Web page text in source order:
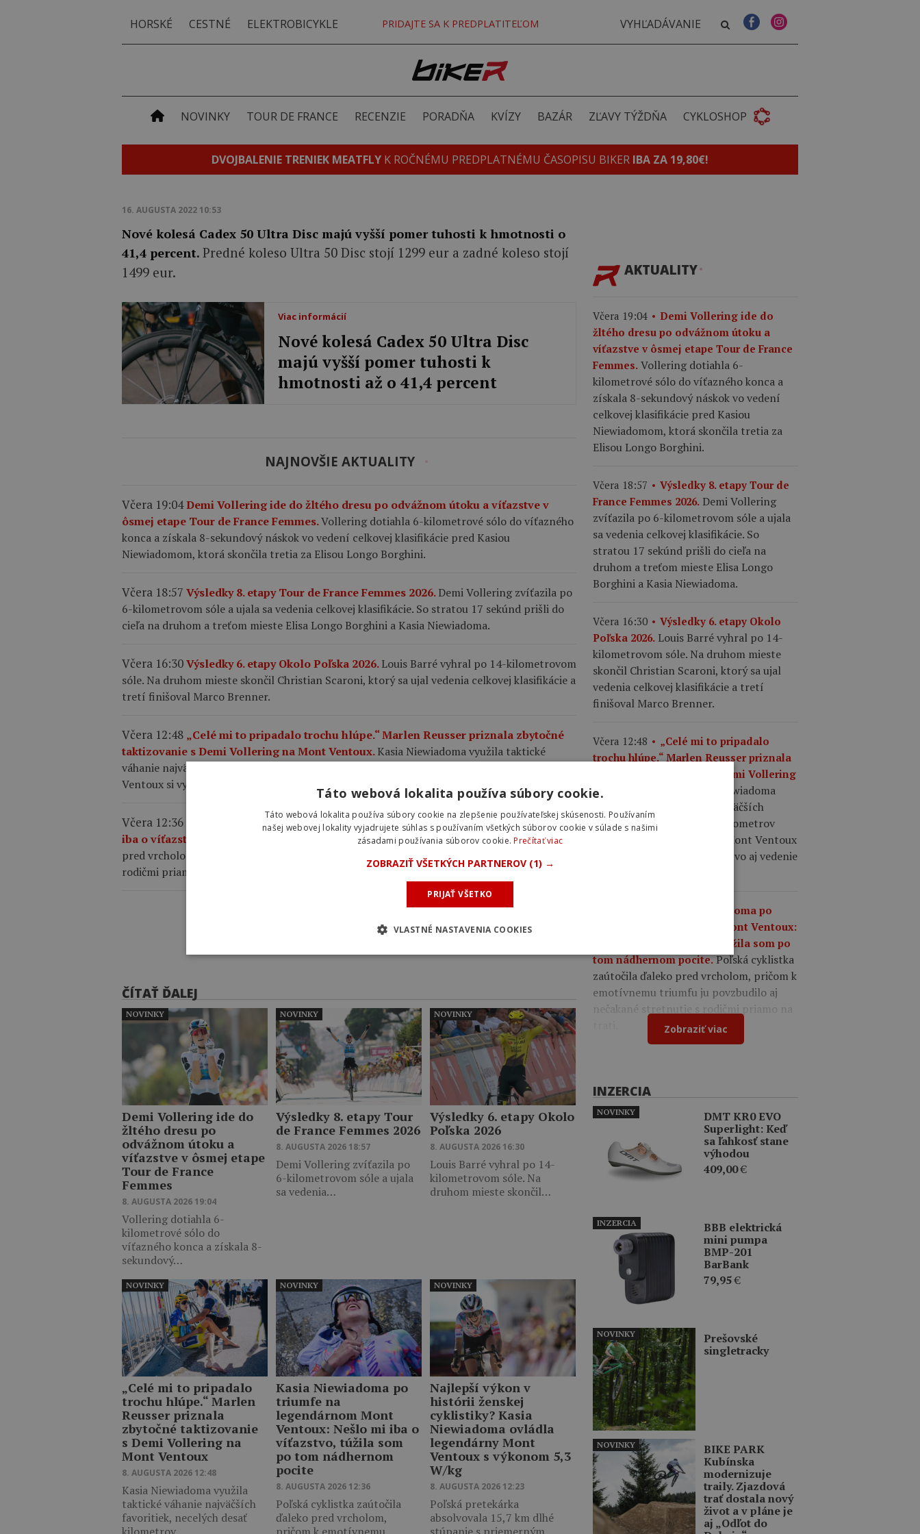
HORSKÉ CESTNÉ ELEKTROBICYKLE PRIDAJTE SA K PREDPLATITEĽOM
NOVINKY TOUR DE FRANCE RECENZIE PORADŇA KVÍZY BAZÁR ZĽAVY TÝŽDŇA CYKLOSHOP
DVOJBALENIE TRENIEK MEATFLY K ROČNÉMU PREDPLATNÉMU ČASOPISU BIKER IBA ZA 19,80€!
16. AUGUSTA 2022 10:53
Nové kolesá Cadex 50 Ultra Disc majú vyšší pomer tuhosti k hmotnosti o
41,4 percent. Predné koleso Ultra 50 Disc stojí 1299 eur a zadné koleso stojí
1499 eur.
Viac informácií
Nové kolesá Cadex 50 Ultra Disc
majú vyšší pomer tuhosti k
hmotnosti až o 41,4 percent
NAJNOVŠIE AKTUALITY
Včera 19:04Demi Vollering ide do žltého dresu po odvážnom útoku a víťazstve v
ôsmej etape Tour de France Femmes.Vollering dotiahla 6-kilometrové sólo do víťazného
konca a získala 8-sekundový náskok vo vedení celkovej klasifikácie pred Kasiou
Niewiadomom, ktorá skončila tretia za Elisou Longo Borghini.
Včera 18:57 Výsledky 8. etapy Tour de France Femmes 2026.Demi Vollering zvíťazila po
6-kilometrovom sóle a ujala sa vedenia celkovej klasifikácie. So stratou 17 sekúnd prišli do
cieľa na druhom a treťom mieste Elisa Longo Borghini a Kasia Niewiadoma.
Včera 16:30Výsledky 6. etapy Okolo Poľska 2026.Louis Barré vyhral po 14-kilometrovom
sóle. Na druhom mieste skončil Christian Scaroni, ktorý sa ujal vedenia celkovej klasifikácie a
tretí finišoval Marco Brenner.
Včera 12:48 „Celé mi to pripadalo trochu hlúpe.“ Marlen Reusser priznala zbytočné
taktizovanie s Demi Vollering na Mont Ventoux.Kasia Niewiadoma využila taktické
váhanie najväčších favoritiek, necelých desať kilometrov pred cieľom zaútočila a na Mont
Ventoux si vybojovala etapové víťazstvo aj vedenie v celkovom poradí.
Včera 12:36
Kasia Niewiadoma po triumfe na legendárnom Mont Ventoux: Nešlo mi
iba o víťazstvo, túžila som po tom nádhernom pocite.Poľská cyklistka zaútočila ďaleko
pred vrcholom, pričom k emotívnemu triumfu ju povzbudilo aj nečakané stretnutie s
rodičmi priamo na trati.
Zobraziť viac
ČÍTAŤ ĎALEJ
Demi Vollering ide do
žltého dresu po
odvážnom útoku a
víťazstve v ôsmej etape
Tour de France
Femmes
8. AUGUSTA 2026 19:04
Vollering dotiahla 6-
kilometrové sólo do
víťazného konca a získala 8-
sekundový…
NOVINKY
Výsledky 8. etapy Tour
de France Femmes 2026
8. AUGUSTA 2026 18:57
Demi Vollering zvíťazila po
6-kilometrovom sóle a ujala
sa vedenia…
NOVINKY
Výsledky 6. etapy Okolo
Poľska 2026
8. AUGUSTA 2026 16:30
Louis Barré vyhral po 14-
kilometrovom sóle. Na
druhom mieste skončil…
NOVINKY
„Celé mi to pripadalo
trochu hlúpe.“ Marlen
Reusser priznala
zbytočné taktizovanie
s Demi Vollering na
Mont Ventoux
8. AUGUSTA 2026 12:48
Kasia Niewiadoma využila
taktické váhanie najväčších
favoritiek, necelých desať
kilometrov…
NOVINKY
Kasia Niewiadoma po
triumfe na
legendárnom Mont
Ventoux: Nešlo mi iba o
víťazstvo, túžila som
po tom nádhernom
pocite
8. AUGUSTA 2026 12:36
Poľská cyklistka zaútočila
ďaleko pred vrcholom,
pričom k emotívnemu
NOVINKY
Najlepší výkon v
histórii ženskej
cyklistiky? Kasia
Niewiadoma ovládla
legendárny Mont
Ventoux s výkonom 5,3
W/kg
8. AUGUSTA 2026 12:23
Poľská pretekárka
absolvovala 15,7 km dlhé
stúpanie s priemerným
NOVINKY
AKTUALITY
Včera 19:04
Demi Vollering ide do
žltého dresu po odvážnom útoku a
víťazstve v ôsmej etape Tour de France
Femmes. Vollering dotiahla 6-
kilometrové sólo do víťazného konca a
získala 8-sekundový náskok vo vedení
celkovej klasifikácie pred Kasiou
Niewiadomom, ktorá skončila tretia za
Elisou Longo Borghini.
Včera 18:57
Výsledky 8. etapy Tour de
France Femmes 2026. Demi Vollering
zvíťazila po 6-kilometrovom sóle a ujala
sa vedenia celkovej klasifikácie. So
stratou 17 sekúnd prišli do cieľa na
druhom a treťom mieste Elisa Longo
Borghini a Kasia Niewiadoma.
Včera 16:30
Výsledky 6. etapy Okolo
Poľska 2026. Louis Barré vyhral po 14-
kilometrovom sóle. Na druhom mieste
skončil Christian Scaroni, ktorý sa ujal
vedenia celkovej klasifikácie a tretí
finišoval Marco Brenner.
Včera 12:48
„Celé mi to pripadalo
trochu hlúpe.“ Marlen Reusser priznala
zbytočné taktizovanie s Demi Vollering
na Mont Ventoux.
Kasia Niewiadoma
využila taktické váhanie najväčších
favoritiek, necelých desať kilometrov
pred cieľom zaútočila a na Mont Ventoux
si vybojovala etapové víťazstvo aj vedenie
Kasia Niewiadoma po
triumfe na legendárnom Mont Ventoux:
Nešlo mi iba o víťazstvo, túžila som po
tom nádhernom pocite. Poľská cyklistka
zaútočila ďaleko pred vrcholom, pričom k
emotívnemu triumfu ju povzbudilo aj
nečakané stretnutie s rodičmi priamo na
Zobraziť viac
INZERCIA
DMT KR0 EVO
Superlight: Keď
sa ľahkosť stane
výhodou
409,00€
NOVINKY
BBB elektrická
mini pumpa
BMP-201
BarBank
79,95€
INZERCIA
Prešovské
singletracky
NOVINKY
BIKE PARK
Kubínska
modernizuje
traily. Zjazdová
trať dostala nový
život a v pláne je
aj „Odľot do
NOVINKY
Táto webová lokalita používa súbory cookie.
Táto webová lokalita používa súbory cookie na zlepšenie používateľskej skúsenosti. Používaním
našej webovej lokality vyjadrujete súhlas s používaním všetkých súborov cookie v súlade s našimi
zásadami používania súborov cookie.Prečítať viac
ZOBRAZIŤ VŠETKÝCH PARTNEROV (1) →
PRIJAŤ VŠETKO
VLASTNÉ NASTAVENIA COOKIES